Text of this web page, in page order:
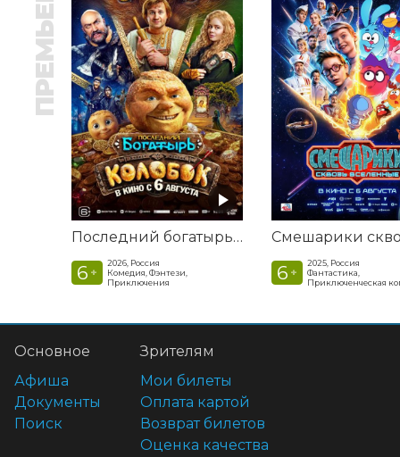
ПРЕМЬЕРА
Последний богатырь. Колобок
6 +
2026, Россия
Комедия, Фэнтези,
Приключения
6 +
2025, Россия
Фантастика,
Приключенческая
Основное
Афиша
Документы
Поиск
Зрителям
Мои билеты
Оплата картой
Возврат билетов
Оценка качества